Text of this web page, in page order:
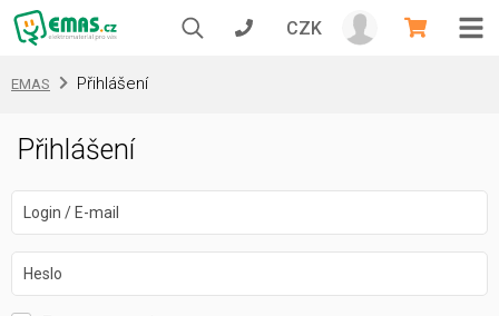
CZK
EMAS Přihlášení
Přihlášení
Login / E-mail
Heslo